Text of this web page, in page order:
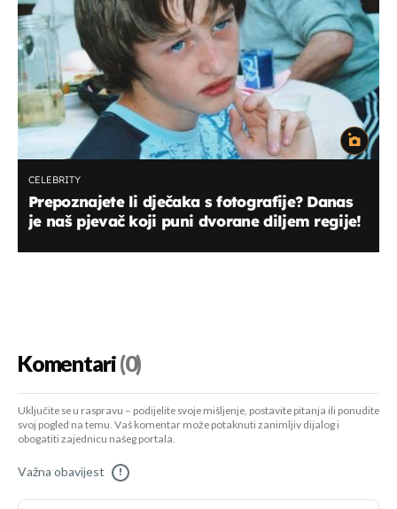
CELEBRITY
Prepoznajete li dječaka s fotografije? Danas
je naš pjevač koji puni dvorane diljem regije!
Komentari(0)
Uključite se u raspravu – podijelite svoje mišljenje, postavite pitanja ili ponudite
svoj pogled na temu. Vaš komentar može potaknuti zanimljiv dijalog i
obogatiti zajednicu našeg portala.
Važna obavijest !